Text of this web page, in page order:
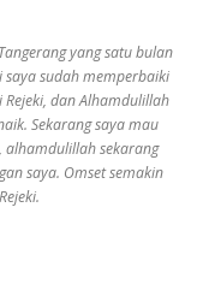
yang satu bulan
saya sudah memperbaiki
dan Alhamdulillah
Sekarang saya mau
alhamdulillah sekarang
saya. Omset semakin